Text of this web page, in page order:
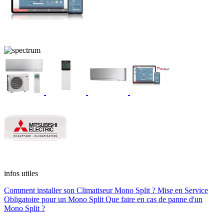
infos utiles
Comment installer son Climatiseur Mono Split ? Mise en Service
Obligatoire pour un Mono Split Que faire en cas de panne d'un
Mono Split ?